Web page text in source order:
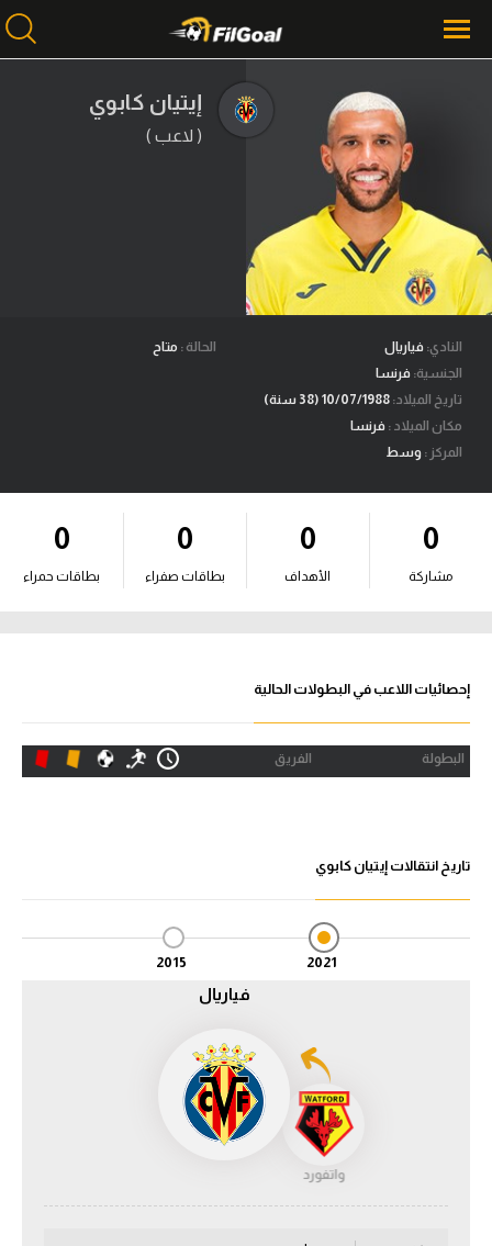
محتوى إخباري
الرئيسية
أخبار
مباريات
ميركاتو
فانتازي في الجول
مسابقة التوقعات
فيديوهات
آراء حرة
ركن الألعاب
الدوري المصري
الدوري الإنجليزي الممتاز
الدوري الإيطالي
دوري أبطال أوروبا
دوري أبطال إفريقيا
إيتيان كابوي
( لاعب )
النادي: فياريال
الجنسية: فرنسا
تاريخ الميلاد:
مكان الميلاد : فرنسا
المركز : وسط
الحالة : متاح
0
مشاركة
0
الأهداف
0
بطاقات صفراء
0
بطاقات حمراء
إحصائيات اللاعب في البطولات الحالية
البطولة الفريق
تاريخ انتقالات إيتيان كابوي
2021
2015
فياريال
واتفورد